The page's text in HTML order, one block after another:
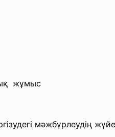
жұмыс
мәжбүрлеудің